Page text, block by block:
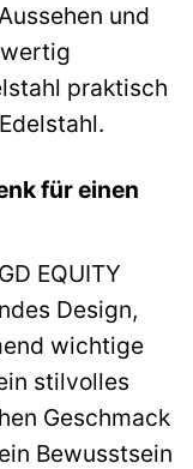
und
praktisch
für einen
EQUITY
Design,
wichtige
stilvolles
Geschmack
Bewusstsein